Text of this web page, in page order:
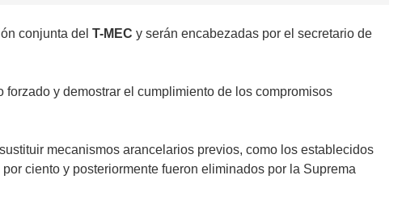
conjunta del T-MEC y serán encabezadas por el secretario de
y demostrar el cumplimiento de los compromisos
mecanismos arancelarios previos, como los establecidos
ciento y posteriormente fueron eliminados por la Suprema